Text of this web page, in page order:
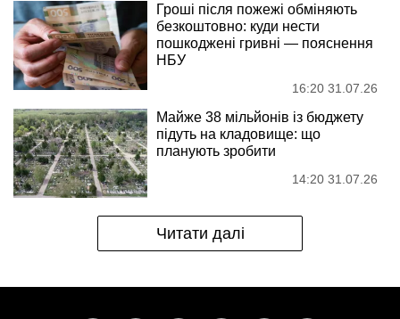
Гроші після пожежі обміняють
безкоштовно: куди нести
пошкоджені гривні — пояснення
НБУ
16:20 31.07.26
Майже 38 мільйонів із бюджету
підуть на кладовище: що
планують зробити
14:20 31.07.26
Читати далі